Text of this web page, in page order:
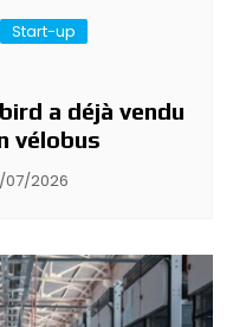
Start-up
a déjà vendu
vélobus
07/2026